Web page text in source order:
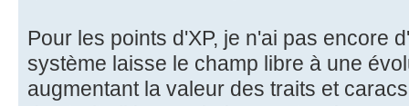
Pour les points d'XP, je n'ai pas encore
système laisse le champ libre à une
augmentant la valeur des traits et